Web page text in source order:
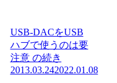
USB-DACをUSB
ハブで使うのは要
注意 の続き
2013.03.242022.01.08